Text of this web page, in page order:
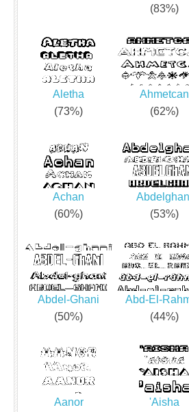
(83%)
Aletha
(73%)
Ahmetcan
(62%)
Achan
(60%)
(53%)
Abdel-Ghani
(50%)
Abd-El-
(44%)
Aanor
'Aisha